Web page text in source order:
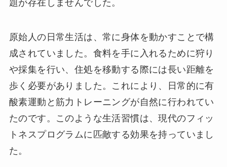
題が存在しませんでした。
原始人の日常生活は、常に身体を動かすことで構
成されていました。食料を手に入れるために狩り
や採集を行い、住処を移動する際には長い距離を
歩く必要がありました。これにより、日常的に有
酸素運動と筋力トレーニングが自然に行われてい
たのです。このような生活習慣は、現代のフィッ
トネスプログラムに匹敵する効果を持っていまし
た。